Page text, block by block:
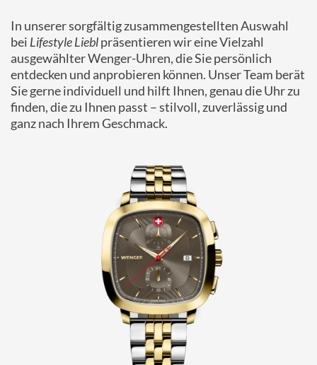
In unserer sorgfältig zusammengestellten Auswahl
bei Lifestyle Lieblpräsentieren wir eine Vielzahl
ausgewählter Wenger-Uhren, die Sie persönlich
entdecken und anprobieren können. Unser Team berät
Sie gerne individuell und hilft Ihnen, genau die Uhr zu
finden, die zu Ihnen passt – stilvoll, zuverlässig und
ganz nach Ihrem Geschmack.